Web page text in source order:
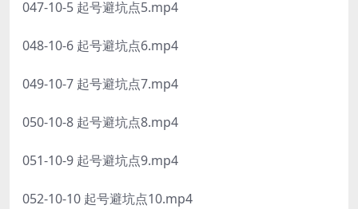
047-10-5 起号避坑点5.mp4
048-10-6 起号避坑点6.mp4
049-10-7 起号避坑点7.mp4
050-10-8 起号避坑点8.mp4
051-10-9 起号避坑点9.mp4
052-10-10 起号避坑点10.mp4